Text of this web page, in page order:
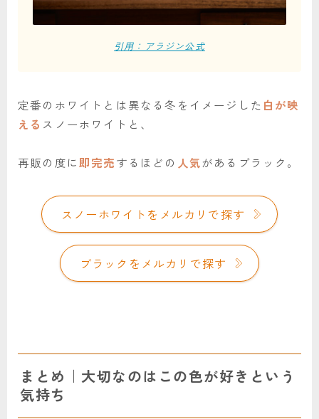
引用：アラジン公式
定番のホワイトとは異なる冬をイメージした 白が映
える スノーホワイトと、
再販の度に即完売するほどの 人気があるブラック。
スノーホワイトをメルカリで探す
ブラックをメルカリで探す
まとめ｜大切なのはこの色が好きという
気持ち